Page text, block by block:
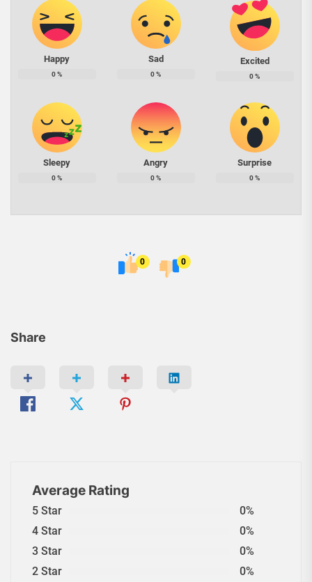
Share
Happy
0%
Sad
0%
Excited
0%
Sleepy
0%
Angry
0%
Surprise
0%
0 0
Average Rating
5 Star
0%
4 Star
0%
3 Star
0%
2 Star
0%